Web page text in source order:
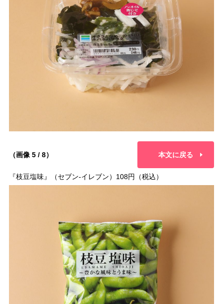
（画像 5 / 8） 本文に戻る
『枝豆塩味』（セブン-イレブン）108円（税込）